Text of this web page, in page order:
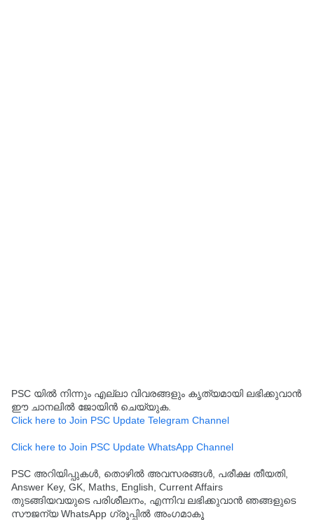
PSC യിൽ നിന്നും എല്ലാ വിവരങ്ങളും കൃത്യമായി ലഭിക്കുവാൻ
ഈ ചാനലിൽ ജോയിൻ ചെയ്യുക.
Click here to Join PSC Update Telegram Channel
Click here to Join PSC Update WhatsApp Channel
PSC അറിയിപ്പുകൾ, തൊഴിൽ അവസരങ്ങൾ, പരീക്ഷ തീയതി,
Answer Key, GK, Maths, English, Current Affairs
തുടങ്ങിയവയുടെ പരിശീലനം, എന്നിവ ലഭിക്കുവാൻ ഞങ്ങളുടെ
സൗജന്യ WhatsApp ഗ്രൂപ്പിൽ അംഗമാകൂ